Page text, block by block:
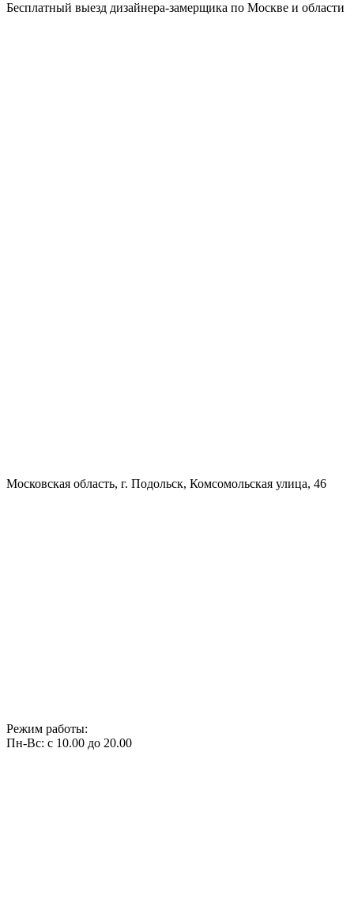
Бесплатный выезд дизайнера-замерщика по Москве и области
Московская область, г. Подольск, Комсомольская улица, 46
Режим работы:
Пн-Вс: с 10.00 до 20.00